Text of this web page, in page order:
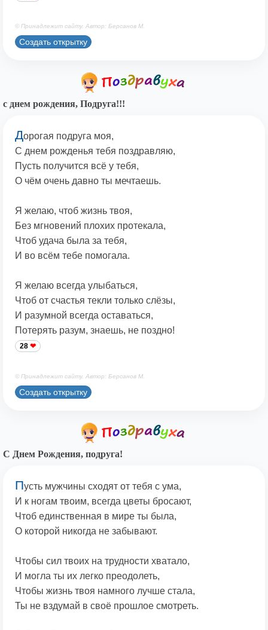
© Принадлежит сайту. Автор: Берсанов М.
Создать открытку
с днем рождения, Подруга!!!
Дорогая подруга моя,
С днем рожденья тебя поздравляю,
Пусть получится всё у тебя,
О чём очень давно ты мечтаешь.
Я желаю, чтоб жизнь твоя,
Без мгновений плохих протекала,
Чтоб удача была за тебя,
И во всём тебе помогала.
Я желаю всегда улыбаться,
Чтоб от счастья текли только слёзы,
И разумной всегда оставаться,
Потерять разум, знаешь, не поздно!
28
© Принадлежит сайту. Автор: Берсанов М.
Создать открытку
С Днем Рождения, подруга!
Пусть мужчины сходят от тебя с ума,
И к ногам твоим, всегда цветы бросают,
Чтоб единственная в мире ты была,
О которой никогда не забывают.
Чтобы сил твоих на трудности хватало,
И могла ты их легко преодолеть,
Чтобы жизнь твоя намного лучше стала,
Ты не вздумай в своё прошлое смотреть.